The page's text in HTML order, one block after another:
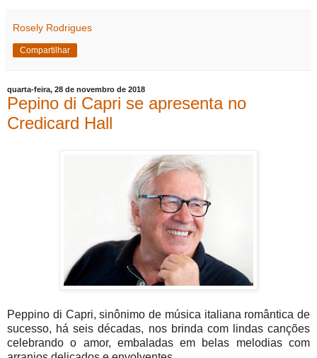
Rosely Rodrigues
Compartilhar
quarta-feira, 28 de novembro de 2018
Pepino di Capri se apresenta no
Credicard Hall
Peppino di Capri, sinônimo de música italiana romântica de
sucesso, há seis décadas, nos brinda com lindas canções
celebrando o amor, embaladas em belas melodias com